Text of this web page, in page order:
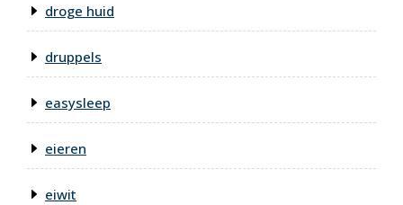
droge huid
druppels
easysleep
eieren
eiwit